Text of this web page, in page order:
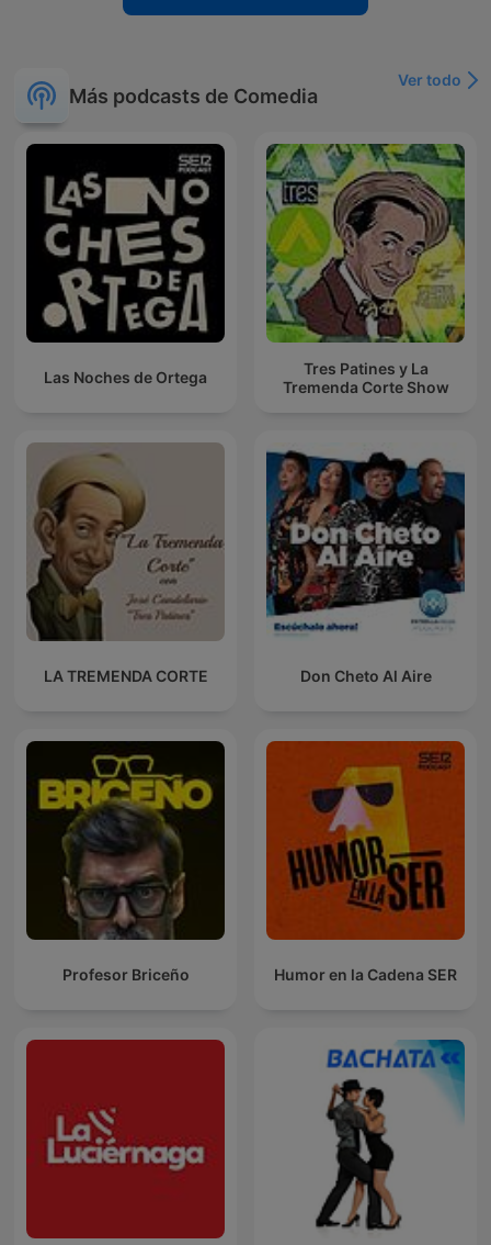
Más podcasts de Comedia
Ver todo
Las Noches de Ortega
Tres Patines y La
Tremenda Corte Show
LA TREMENDA CORTE Don Cheto Al Aire
Profesor Briceño Humor en la Cadena SER